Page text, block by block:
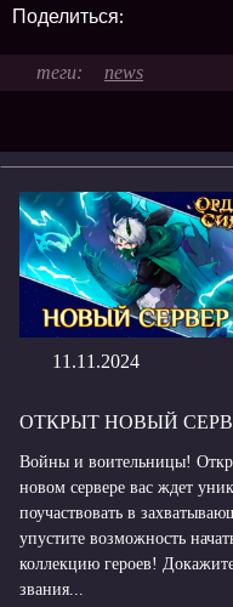
Поделиться:
news
11.11.2024
ОТКРЫТ НОВЫЙ
Войны и воительницы!
новом сервере вас ждет
поучаствовать в
упустите возможность
коллекцию героев!
звания...